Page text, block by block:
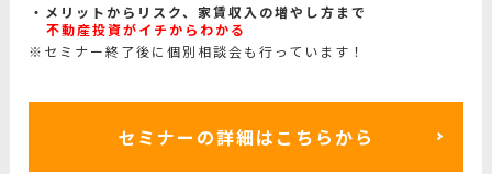
メリットからリスク、家賃収入の増やし方まで
不動産投資がイチからわかる
※セミナー終了後に個別相談会も行っています！
セミナーの詳細はこちらから